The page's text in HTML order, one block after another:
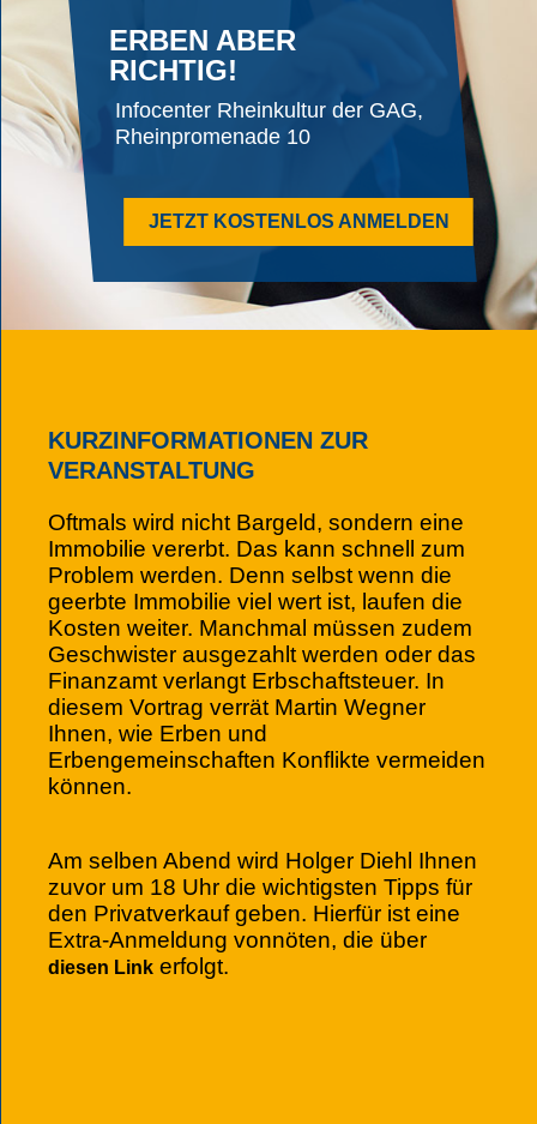
ERBEN ABER
RICHTIG!
Infocenter Rheinkultur der GAG,
Rheinpromenade 10
JETZT KOSTENLOS ANMELDEN
KURZINFORMATIONEN ZUR
VERANSTALTUNG
Oftmals wird nicht Bargeld, sondern eine
Immobilie vererbt. Das kann schnell zum
Problem werden. Denn selbst wenn die
geerbte Immobilie viel wert ist, laufen die
Kosten weiter. Manchmal müssen zudem
Geschwister ausgezahlt werden oder das
Finanzamt verlangt Erbschaftsteuer. In
diesem Vortrag verrät Martin Wegner
Ihnen, wie Erben und
Erbengemeinschaften Konflikte vermeiden
können.
Am selben Abend wird Holger Diehl Ihnen
zuvor um 18 Uhr die wichtigsten Tipps für
den Privatverkauf geben. Hierfür ist eine
Extra-Anmeldung vonnöten, die über
diesen Link erfolgt.